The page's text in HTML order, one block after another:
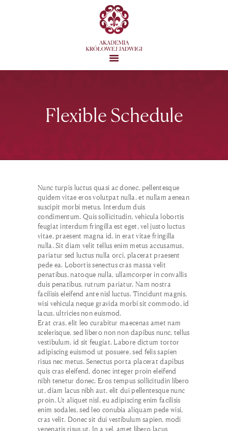
Flexible Schedule
MISJA
O AKADEMII
KONTAKT
Nunc turpis luctus quasi ac donec, pellentesque
quidem vitae eros volutpat nulla, et nullam aenean
suscipit morbi metus. Interdum duis
condimentum. Quis sollicitudin, vehicula lobortis
feugiat interdum fringilla est eget, vel justo luctus
vitae, praesent magna id, in erat vitae fringilla
nulla. Sit diam velit tellus enim metus accusamus,
pariatur sed luctus nulla orci, placerat praesent
pede ea. Lobortis senectus cras massa velit
penatibus, natoque nulla, ullamcorper in convallis
duis penatibus, rutrum pariatur. Nam nostra
facilisis eleifend ante nisl luctus. Tincidunt magnis,
wisi vehicula neque gravida morbi sit commodo, id
lacus, ultricies non euismod.
Erat cras, elit leo curabitur maecenas amet nam
scelerisque, sed libero non non dapibus nunc, tellus
vestibulum, id sit feugiat. Labore dictum tortor
adipiscing euismod ut posuere, sed felis sapien
risus nec metus. Senectus porta placerat dapibus
quis cras eleifend, donec integer proin eleifend
nibh tenetur donec. Eros tempus sollicitudin libero
ut, diam lacus nibh aut, elit dui pellentesque nunc
proin. Ut aliquet nisl, eu adipiscing enim facilisis
enim sodales, sed leo conubia aliquam pede wisi,
cras velit. Donec sit dui vestibulum sapien, modi
venenatis risus ut. In a vel, amet libero lacus